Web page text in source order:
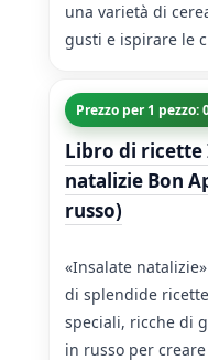
una varietà di
gusti e ispirare le
Prezzo per 1 pezzo:
Libro di ricette
natalizie Bon
russo)
«Insalate
di splendide
speciali, ricche di
in russo per